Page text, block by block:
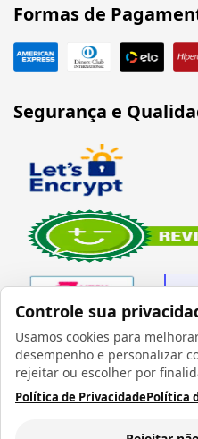
Controle sua
Usamos cookies para
desempenho e personalizar
rejeitar ou escolher por
Política de PrivacidadePolítica
Formas de
Segurança e
Verificada por